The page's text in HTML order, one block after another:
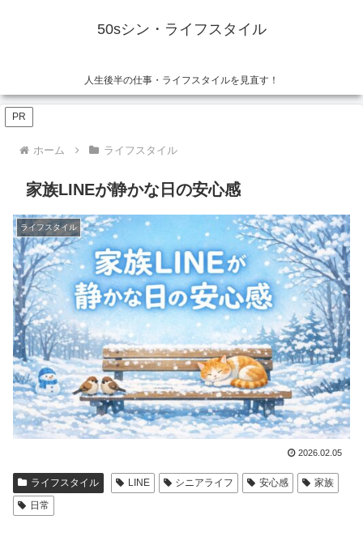
50sシン・ライフスタイル
人生後半の仕事・ライフスタイルを見直す！
PR
ホーム ライフスタイル
家族LINEが静かな日の安心感
ライフスタイル
2026.02.05
ライフスタイル LINE シニアライフ 安心感
家族
日常